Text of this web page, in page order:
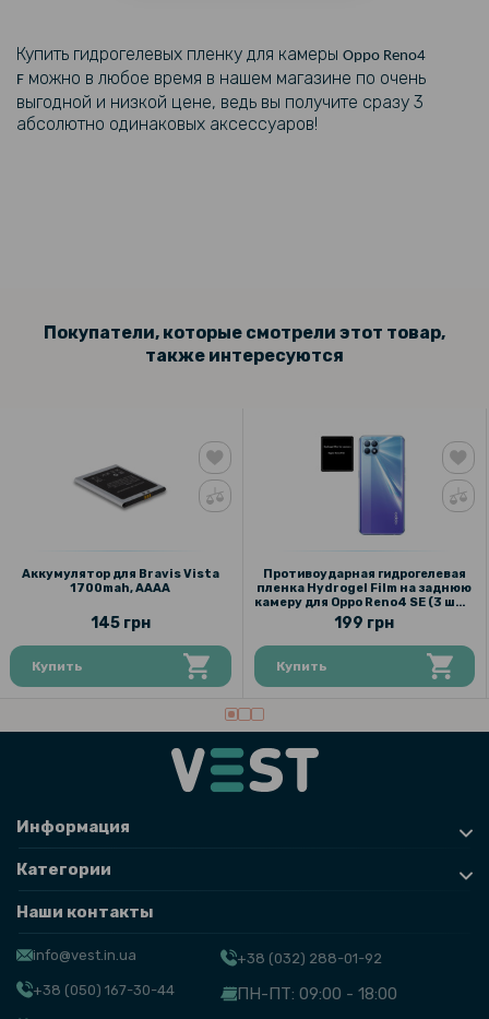
Купить гидрогелевых пленку для камеры Oppo Reno4
F можно в любое время в нашем магазине по очень
выгодной и низкой цене, ведь вы получите сразу 3
абсолютно одинаковых аксессуаров!
Покупатели, которые смотрели этот товар,
также интересуются
Аккумулятор для Bravis Vista
1700mah, AAAA
145 грн
Купить
Противоударная гидрогелевая
пленка Hydrogel Film на заднюю
камеру для Oppo Reno4 SE (3 шт.)
Transparent
199 грн
Купить
Информация
Категории
Наши контакты
info@vest.in.ua
+38 (050) 167-30-44
+38 (032) 288-01-92
ПН-ПТ: 09:00 - 18:00